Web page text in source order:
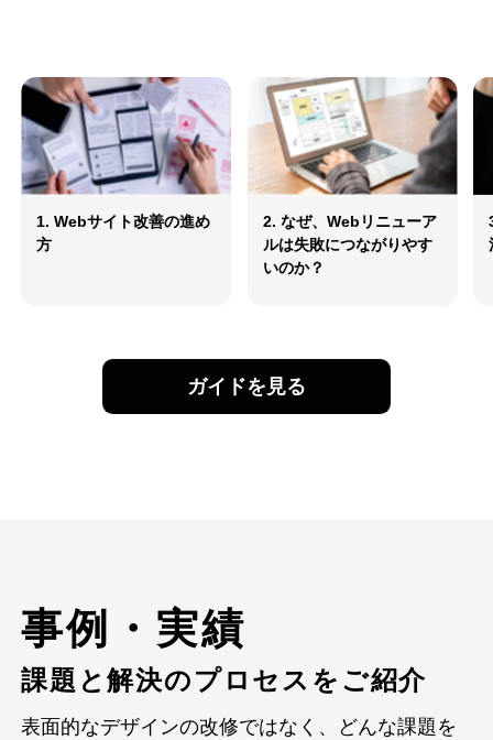
1. Webサイト改善の進め
方
2. なぜ、Webリニューア
ルは失敗につながりやす
いのか？
ガイドを見る
事例・実績
課題と解決のプロセスをご紹介
表面的なデザインの改修ではなく、どんな課題を